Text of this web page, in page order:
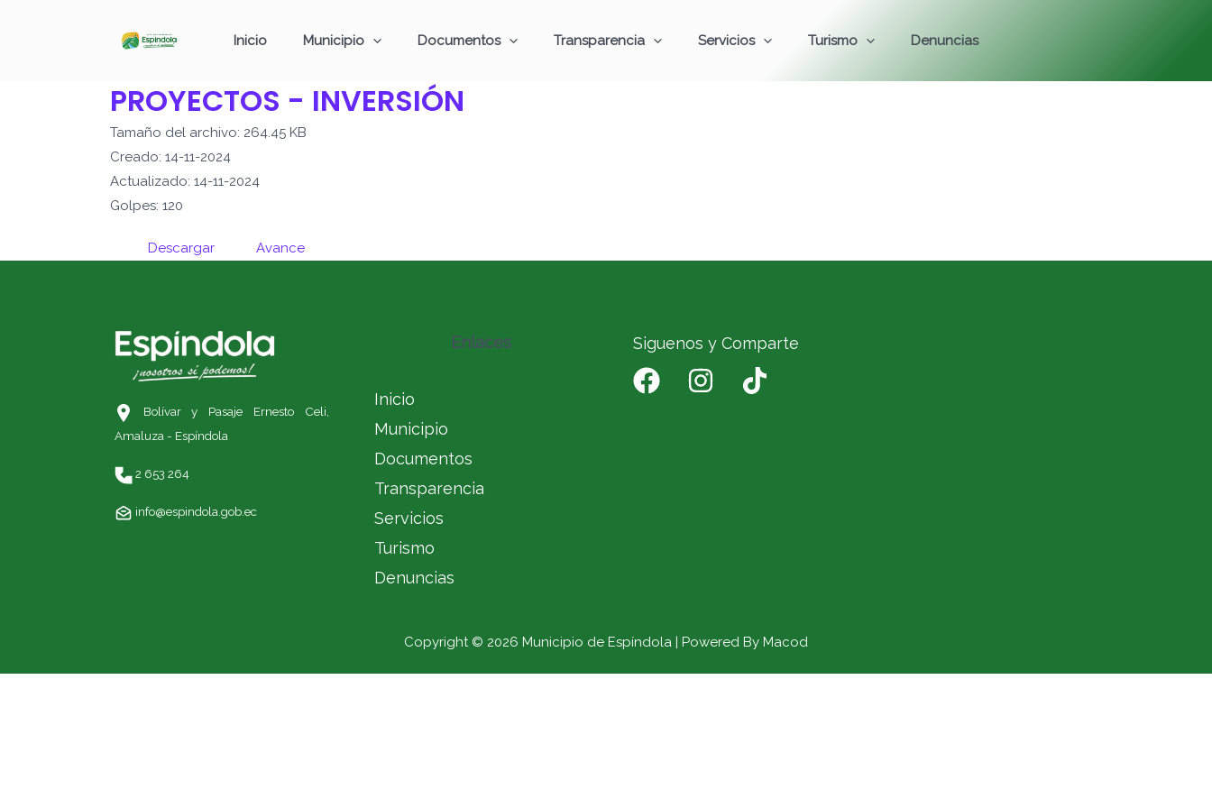
Inicio Municipio Documentos Transparencia Servicios Turismo Denuncias
PROYECTOS - INVERSIÓN
Tamaño del archivo: 264.45 KB
Creado: 14-11-2024
Actualizado: 14-11-2024
Golpes: 120
Descargar Avance
Bolívar y Pasaje Ernesto Celi,
Amaluza - Espíndola
2 653 264
info@espindola.gob.ec
Enlaces
Inicio
Municipio
Documentos
Transparencia
Servicios
Turismo
Denuncias
Siguenos y Comparte
Copyright © 2026 Municipio de Espíndola | Powered By Macod